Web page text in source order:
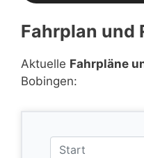
Fahrplan und
Aktuelle Fahrpläne
Bobingen: